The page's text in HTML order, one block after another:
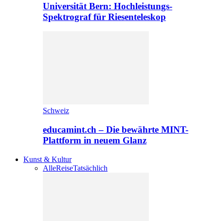
Universität Bern: Hochleistungs-
Spektrograf für Riesenteleskop
Schweiz
educamint.ch – Die bewährte MINT-
Plattform in neuem Glanz
Kunst & Kultur
AlleReiseTatsächlich